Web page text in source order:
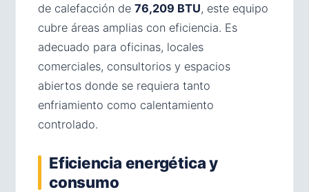
de calefacción de 76,209 BTU, este equipo
cubre áreas amplias con eficiencia. Es
adecuado para oficinas, locales
comerciales, consultorios y espacios
abiertos donde se requiera tanto
enfriamiento como calentamiento
controlado.
Eficiencia energética y
consumo